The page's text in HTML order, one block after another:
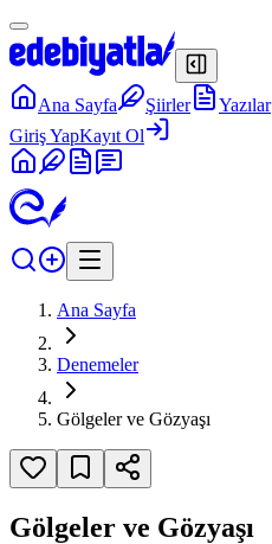
Ana Sayfa Şiirler Yazılar
Giriş YapKayıt Ol
Ana Sayfa
Denemeler
Gölgeler ve Gözyaşı
Gölgeler ve Gözyaşı